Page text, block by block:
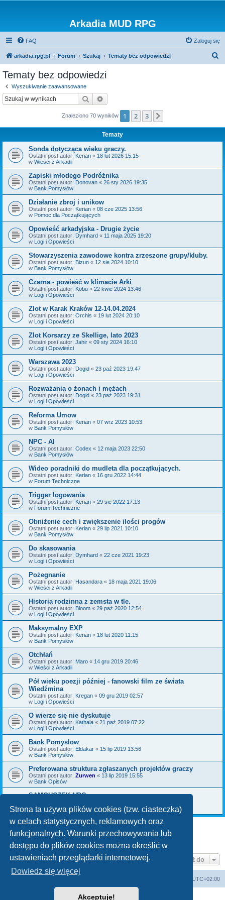
Strona ta używa plików cookies (tzw. ciasteczka)
w celach statystycznych, reklamowych oraz
funkcjonalnych. Warunki przechowywania lub
dostępu do plików cookies można określić w
ustawieniach przeglądarki internetowej.
Dowiedz się więcej
Akceptuję!
Arkadia MUD RPG
FAQ Zaloguj się
arkadia.rpg.pl Forum Szukaj Tematy bez odpowiedzi
Tematy bez odpowiedzi
Wyszukiwanie zaawansowane
Szukaj
Znaleziono 70 wyników 1 2 3
Tematy
Sonda dotycząca wieku graczy.
Ostatni post autor: Kerian « 18 lut 2026 15:15
w Wieści z Arkadii
Zapiski młodego Podróżnika
Ostatni post autor: Donovan « 26 sty 2026 19:35
w Bank Pomysłów
Działanie zbroj i unikow
Ostatni post autor: Kerian « 08 cze 2025 13:56
w Pomoc dla Początkujących
Opowieść arkadyjska - Drugie życie
Ostatni post autor: Dymhard « 11 maja 2025 19:20
w Logi i Opowieści
Stowarzyszenia zawodowe kontra zrzeszone grupy/kluby.
Ostatni post autor: Bizun « 12 sie 2024 10:10
w Bank Pomysłów
Czarna - powieść w klimacie Arki
Ostatni post autor: Kobu « 22 kwie 2024 13:46
w Logi i Opowieści
Zlot w Karak Kraków 12-14.04.2024
Ostatni post autor: Orchis « 19 lut 2024 20:10
w Logi i Opowieści
Zlot Korsarzy ze Skellige, lato 2023
Ostatni post autor: Jahir « 09 sty 2024 16:10
w Logi i Opowieści
Warszawa 2023
Ostatni post autor: Dogid « 23 paź 2023 19:47
w Logi i Opowieści
Rozważania o żonach i mężach
Ostatni post autor: Dogid « 23 paź 2023 19:31
w Logi i Opowieści
Reforma Umow
Ostatni post autor: Kerian « 07 wrz 2023 10:53
w Bank Pomysłów
NPC - AI
Ostatni post autor: Codex « 12 maja 2023 22:50
w Bank Pomysłów
Wideo poradniki do mudleta dla początkujących.
Ostatni post autor: Kerian « 16 gru 2022 14:44
w Forum Techniczne
Trigger logowania
Ostatni post autor: Kerian « 29 sie 2022 17:13
w Forum Techniczne
Obniżenie cech i zwiększenie ilości progów
Ostatni post autor: Kerian « 29 lip 2021 10:10
w Bank Pomysłów
Do skasowania
Ostatni post autor: Dymhard « 22 cze 2021 19:23
w Logi i Opowieści
Pożegnanie
Ostatni post autor: Hasandara « 18 maja 2021 19:06
w Wieści z Arkadii
Historia rodzinna z zemsta w tle.
Ostatni post autor: Bloom « 29 paź 2020 12:54
w Logi i Opowieści
Maksymalny EXP
Ostatni post autor: Kerian « 18 lut 2020 11:15
w Bank Pomysłów
Otchłań
Ostatni post autor: Maro « 14 gru 2019 20:46
w Wieści z Arkadii
Pół wieku poezji później - fanowski film ze świata
Wiedźmina
Ostatni post autor: Kregan « 09 gru 2019 02:57
w Logi i Opowieści
O wierze się nie dyskutuje
Ostatni post autor: Kathala « 21 paź 2019 07:22
w Logi i Opowieści
Bank Pomyslow
Ostatni post autor: Eldakar « 15 lip 2019 13:56
w Bank Pomysłów
Preferowana struktura zgłaszanych projektów graczy
Ostatni post autor: Zurwen « 13 lip 2019 15:55
w Bank Opisów
SAMOUCZEK NPC
w Bank Pomysłów
Znaleziono 70 wyników 2
Przejdź do
UTC+02:00
Technologię dostarczaphpBB® Forum Software © phpBB Limited